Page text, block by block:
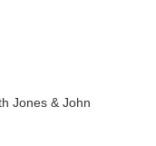
Jones & John